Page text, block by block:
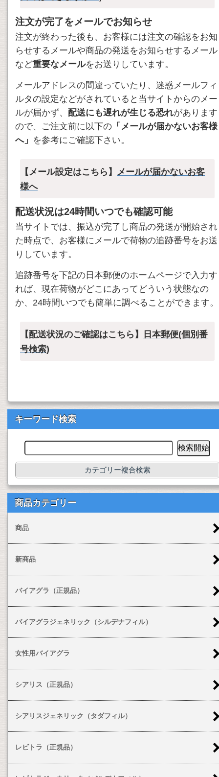
注文が完了をメールでお知らせ
注文が終わった後も、お客様には注文の確認をお知
らせするメールや商品の発送をお知らせするメール
など重要なメールをお送りしています。
メールアドレスの間違っていたり、迷惑メールフィ
ルタの設定などがされていると当サイトからのメー
ルが届かず、 配送にも遅れが生じる恐れがあります
ので、ご注文前に以下の 「メールが届かないお客様
へ」 を参考にご確認下さい。
【メール設定はこちら】
メールが届かないお客
様へ
配送状況は24時間いつでも確認可能
当サイトでは、振込が完了し商品の発送が開始され
た時点で、お客様にメールで荷物の追跡番号をお送
りしています。
追跡番号を下記の日本郵便のホームページで入力す
れば、現在荷物がどこにあってどういう状態なの
か、24時間いつでも簡単に調べることができます。
【配送状況のご確認はこちら】
日本郵便(個別番
号検索)
キーワード検索
カテゴリー複合検索
商品カテゴリー
商品
新商品
バイアグラ（正規品）
バイアグラジェネリック（シルデナフィル）
女性用バイアグラ
シアリス（正規品）
シアリスジェネリック（タダフィル）
レビトラ（正規品）